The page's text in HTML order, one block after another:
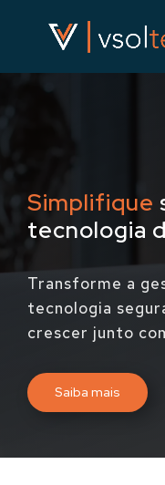
Simplifique
tecnologia
Transforme a
tecnologia
crescer junto
Saiba mais